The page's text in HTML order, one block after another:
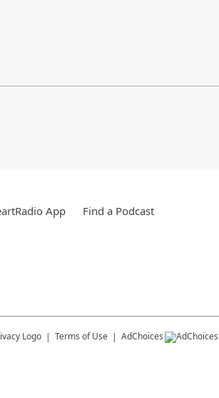
App Find a Podcast
Terms of Use AdChoices